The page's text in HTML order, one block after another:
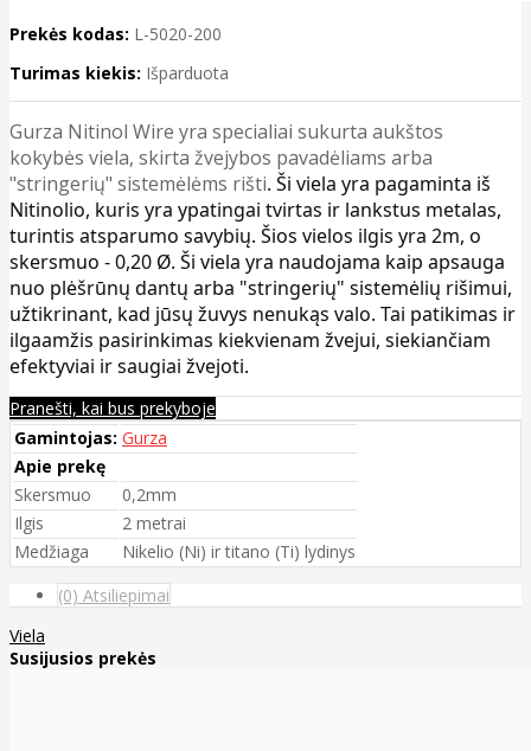
Prekės kodas: L-5020-200
Turimas kiekis: Išparduota
Gurza Nitinol Wire yra specialiai sukurta aukštos
kokybės viela, skirta žvejybos pavadėliams arba
"stringerių" sistemėlėms rišti. Ši viela yra pagaminta iš
Nitinolio, kuris yra ypatingai tvirtas ir lankstus metalas,
turintis atsparumo savybių. Šios vielos ilgis yra 2m, o
skersmuo - 0,20 Ø. Ši viela yra naudojama kaip apsauga
nuo plėšrūnų dantų arba "stringerių" sistemėlių rišimui,
užtikrinant, kad jūsų žuvys nenukąs valo. Tai patikimas ir
ilgaamžis pasirinkimas kiekvienam žvejui, siekiančiam
efektyviai ir saugiai žvejoti.
Pranešti, kai bus prekyboje
Gamintojas: Gurza
Apie prekę
Skersmuo
0,2mm
Ilgis
2 metrai
Medžiaga
Nikelio (Ni) ir titano (Ti) lydinys
(0) Atsiliepimai
Viela
Susijusios prekės